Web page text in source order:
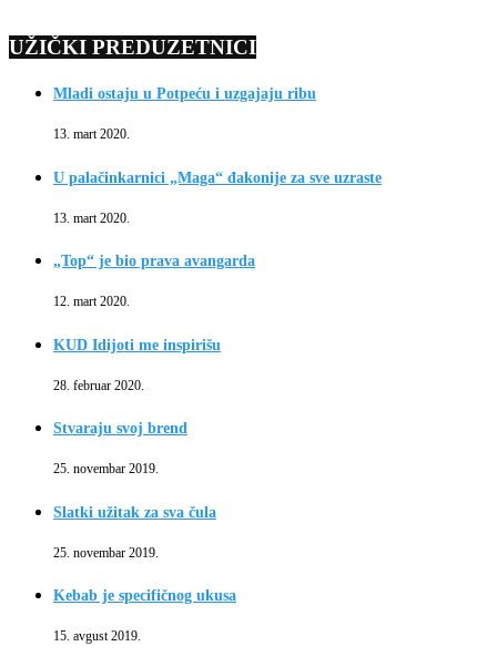
UŽIČKI PREDUZETNICI
Mladi ostaju u Potpeću i uzgajaju ribu
13. mart 2020.
U palačinkarnici „Maga“ đakonije za sve uzraste
13. mart 2020.
„Top“ je bio prava avangarda
12. mart 2020.
KUD Idijoti me inspirišu
28. februar 2020.
Stvaraju svoj brend
25. novembar 2019.
Slatki užitak za sva čula
25. novembar 2019.
Kebab je specifičnog ukusa
15. avgust 2019.